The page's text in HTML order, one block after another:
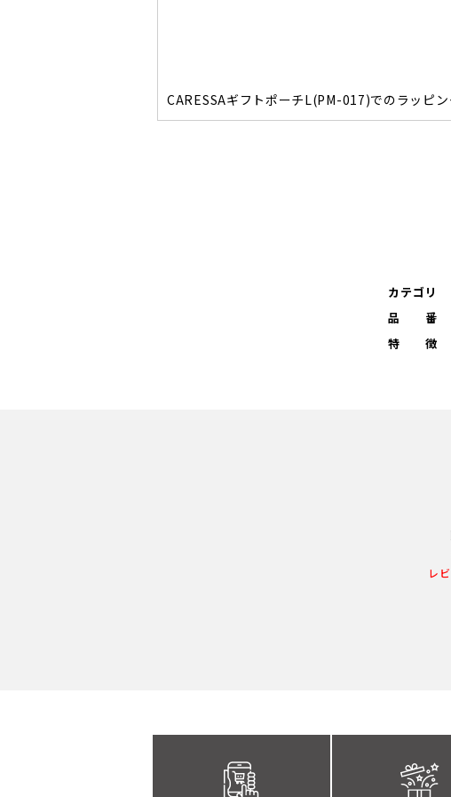
CARESSAギフトポーチL(PM-017)でのラッピ
カテゴリ
品番
特徴
レ